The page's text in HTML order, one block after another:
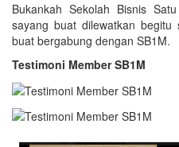
Bukankah Sekolah Bisnis
sayang buat dilewatkan
buat bergabung dengan SB1M.
Testimoni Member SB1M